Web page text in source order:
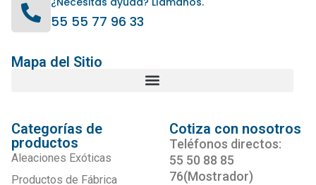
55 55 77 96 33
Mapa del Sitio
Categorías de
productos
Aleaciones Exóticas
Productos de Fábrica
Cotiza con nosotros
Teléfonos directos:
55 50 88 85
76(Mostrador)